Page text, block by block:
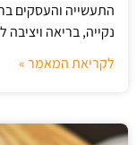
התעשייה והעסקים
נקייה, בריאה ויציבה
לקריאת המאמר »